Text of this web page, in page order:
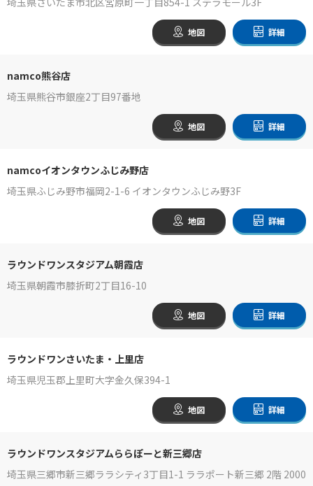
地図 詳細
namco熊谷店
埼玉県熊谷市銀座2丁目97番地
地図 詳細
namcoイオンタウンふじみ野店
埼玉県ふじみ野市福岡2-1-6 イオンタウンふじみ野3F
地図 詳細
ラウンドワンスタジアム朝霞店
埼玉県朝霞市膝折町2丁目16-10
地図 詳細
ラウンドワンさいたま・上里店
埼玉県児玉郡上里町大字金久保394-1
地図 詳細
ラウンドワンスタジアムららぽーと新三郷店
埼玉県三郷市新三郷ララシティ3丁目1-1 ララポート新三郷 2階 2000